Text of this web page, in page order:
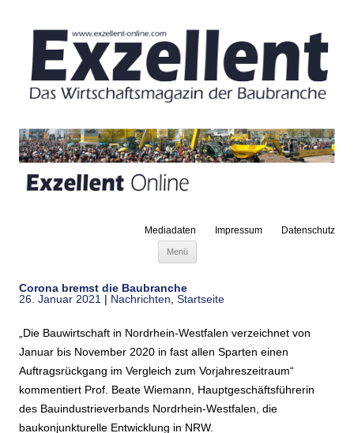
Mediadaten Impressum Datenschutz
Menü
Corona bremst die Baubranche
26. Januar 2021 | Nachrichten Startseite
„Die Bauwirtschaft in Nordrhein-Westfalen verzeichnet von
Januar bis November 2020 in fast allen Sparten einen
Auftragsrückgang im Vergleich zum Vorjahreszeitraum“
kommentiert Prof. Beate Wiemann, Hauptgeschäftsführerin
des Bauindustrieverbands Nordrhein-Westfalen, die
baukonjunkturelle Entwicklung in NRW.